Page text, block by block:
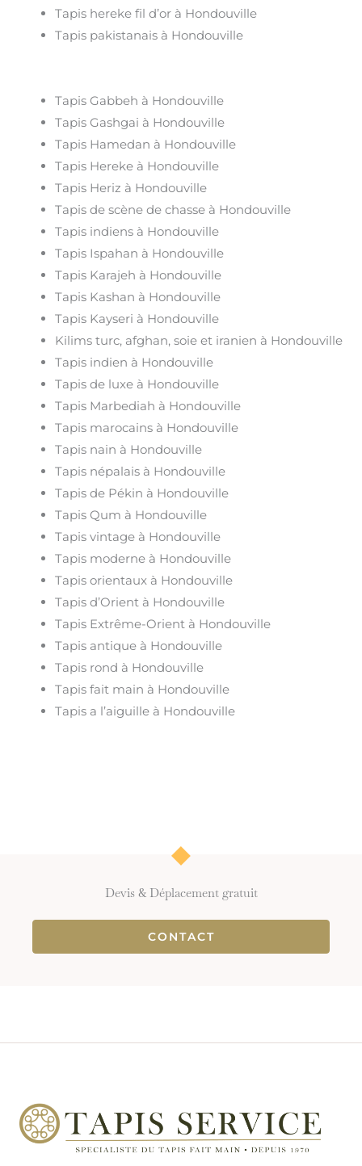
Tapis hereke fil d’or à Hondouville
Tapis pakistanais à Hondouville
Tapis Gabbeh à Hondouville
Tapis Gashgai à Hondouville
Tapis Hamedan à Hondouville
Tapis Hereke à Hondouville
Tapis Heriz à Hondouville
Tapis de scène de chasse à Hondouville
Tapis indiens à Hondouville
Tapis Ispahan à Hondouville
Tapis Karajeh à Hondouville
Tapis Kashan à Hondouville
Tapis Kayseri à Hondouville
Kilims turc, afghan, soie et iranien à Hondouville
Tapis indien à Hondouville
Tapis de luxe à Hondouville
Tapis Marbediah à Hondouville
Tapis marocains à Hondouville
Tapis nain à Hondouville
Tapis népalais à Hondouville
Tapis de Pékin à Hondouville
Tapis Qum à Hondouville
Tapis vintage à Hondouville
Tapis moderne à Hondouville
Tapis orientaux à Hondouville
Tapis d’Orient à Hondouville
Tapis Extrême-Orient à Hondouville
Tapis antique à Hondouville
Tapis rond à Hondouville
Tapis fait main à Hondouville
Tapis a l’aiguille à Hondouville
Devis & Déplacement gratuit
CONTACT